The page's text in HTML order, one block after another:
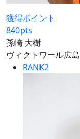
獲得ポイント
840pts
孫崎 大樹
ヴィクトワール広島
RANK2